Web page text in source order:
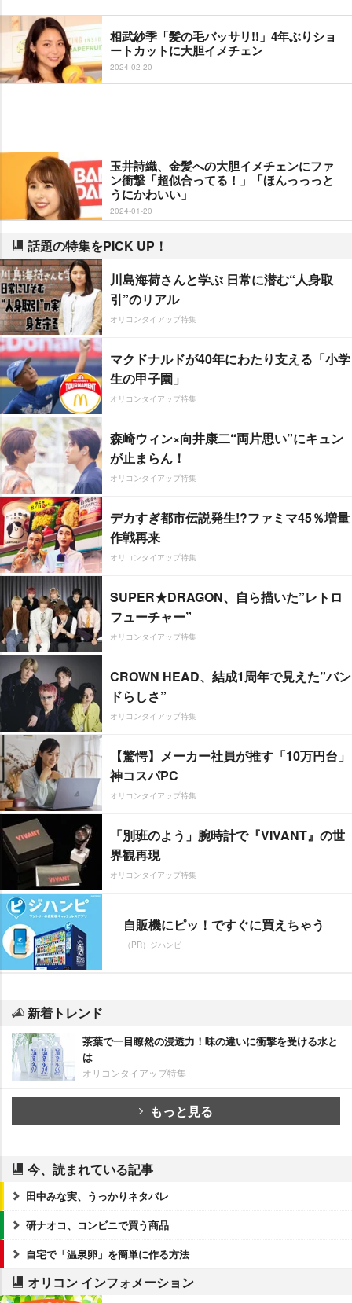
相武紗季「髪の毛バッサリ!!」4年ぶりショ
ートカットに大胆イメチェン
2024-02-20
玉井詩織、金髪への大胆イメチェンにファ
ン衝撃「超似合ってる！」「ほんっっっと
うにかわいい」
2024-01-20
話題の特集をPICK UP！
川島海荷さんと学ぶ 日常に潜む“人身取
引”のリアル
オリコンタイアップ特集
マクドナルドが40年にわたり支える「小学
生の甲子園」
オリコンタイアップ特集
森崎ウィン×向井康二“両片思い”にキュン
が止まらん！
オリコンタイアップ特集
デカすぎ都市伝説発生!?ファミマ45％増量
作戦再来
オリコンタイアップ特集
SUPER★DRAGON、自ら描いた”レトロ
フューチャー”
オリコンタイアップ特集
CROWN HEAD、結成1周年で見えた”バン
ドらしさ”
オリコンタイアップ特集
【驚愕】メーカー社員が推す「10万円台」
神コスパPC
オリコンタイアップ特集
「別班のよう」腕時計で『VIVANT』の世
界観再現
オリコンタイアップ特集
自販機にピッ！ですぐに買えちゃう
（PR）ジハンピ
新着トレンド
茶葉で一目瞭然の浸透力！味の違いに衝撃を受ける水と
は
オリコンタイアップ特集
もっと見る
今、読まれている記事
田中みな実、うっかりネタバレ
研ナオコ、コンビニで買う商品
自宅で「温泉卵」を簡単に作る方法
オリコン インフォメーション